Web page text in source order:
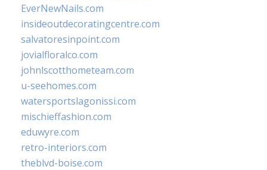
EverNewNails.com
insideoutdecoratingcentre.com
salvatoresinpoint.com
jovialfloralco.com
johnlscotthometeam.com
u-seehomes.com
watersportslagonissi.com
mischieffashion.com
eduwyre.com
retro-interiors.com
theblvd-boise.com